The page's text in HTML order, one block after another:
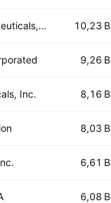
Madrigal Pharmaceuticals, Inc. 10,23 B
9,26 B
Inc. 8,16 B
8,03 B
6,61 B
6,08 B